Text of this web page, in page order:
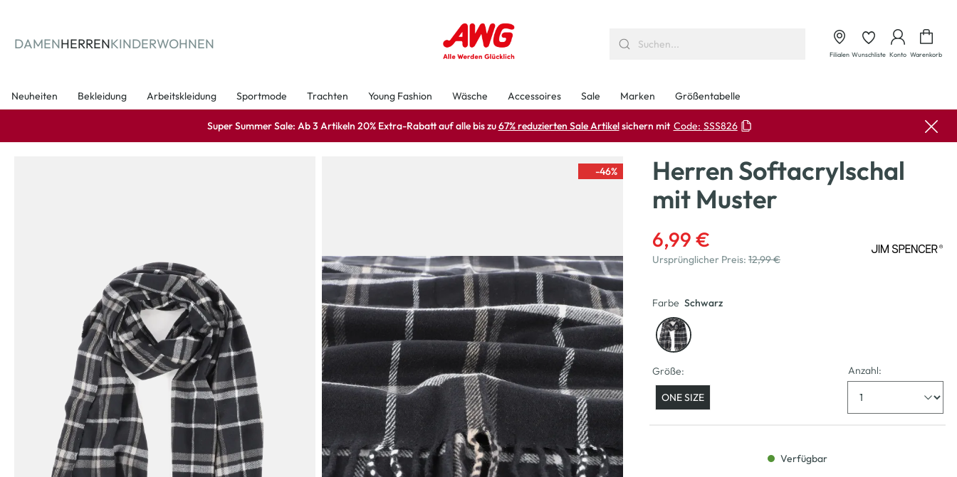
DAMENHERRENKINDERWOHNEN
Filialen Wunschliste Konto Warenkorb
Neuheiten Bekleidung Arbeitskleidung Sportmode Trachten Young Fashion Wäsche Accessoires Sale Marken Größentabelle
Super Summer Sale: Ab 3 Artikeln 20% Extra-Rabatt auf alle bis zu67% reduzierten Sale Artikelsichern mit Code: SSS826
-46%
Herren Softacrylschal
mit Muster
6,99 €
Ursprünglicher Preis: 12,99 €
Farbe Schwarz
Größe:
ONE SIZE
Anzahl:
Verfügbar